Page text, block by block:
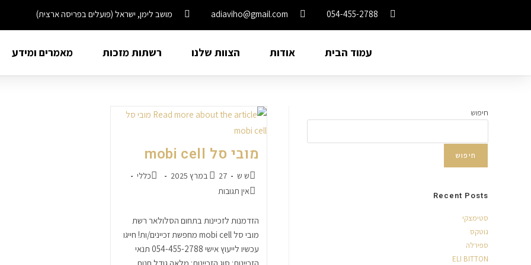
054-455-2788
adiaviho@gmail.com מושב לימן, ישראל (פועלים בפריסה ארצית)
עמוד הבית אודות הצוות שלנו רשתות מזכות מאמרים ומידע
מובי סל mobi cell
ש ש 27 במרץ 2025
כללי
אין תגובות
הזדמנות לזכיינות בתחום הסלולאר רשת
מובי סל mobi cell מחפשת זכיינים/ות! חייגו
עכשיו לייעוץ אישי 054-455-2788 תנאי
חיפוש
חיפוש
Recent Posts
סטימצקי
גוטקס
ספירלה
ELI BITTON